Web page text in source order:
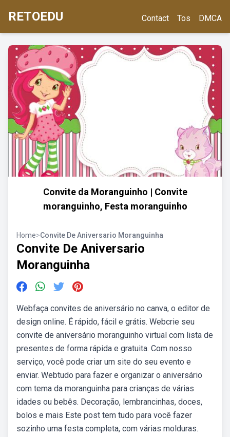
RETOEDU Contact Tos DMCA
Convite da Moranguinho | Convite
moranguinho, Festa moranguinho
Home>Convite De Aniversario Moranguinha
Convite De Aniversario
Moranguinha
Webfaça convites de aniversário no canva, o editor de
design online. É rápido, fácil e grátis. Webcrie seu
convite de aniversário moranguinho virtual com lista de
presentes de forma rápida e gratuita. Com nosso
serviço, você pode criar um site do seu evento e
enviar. Webtudo para fazer e organizar o aniversário
com tema da moranguinha para crianças de várias
idades ou bebês. Decoração, lembrancinhas, doces,
bolos e mais Este post tem tudo para você fazer
sozinho uma festa completa, com várias molduras.